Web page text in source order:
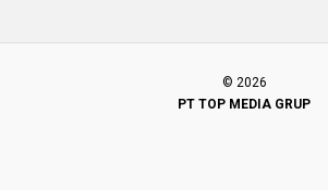
© 2026
PT TOP MEDIA GRUP